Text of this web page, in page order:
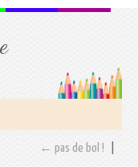
← pas de bol !